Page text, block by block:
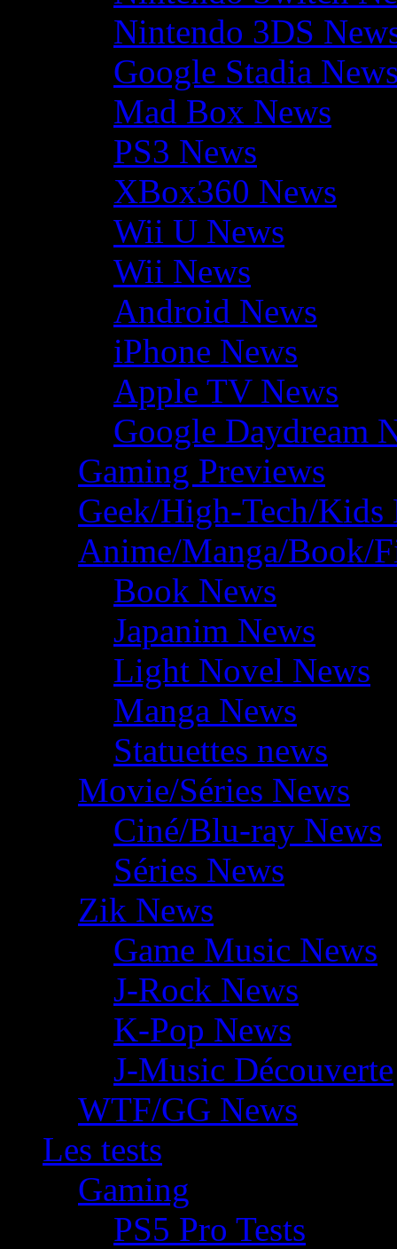
Nintendo 3DS
Google Stadia
Mad Box News
PS3 News
XBox360 News
Wii U News
Wii News
Android News
iPhone News
Apple TV News
Google Daydream
Gaming Previews
Geek/High-Tech/Kids
Anime/Manga/Book/
Book News
Japanim News
Light Novel News
Manga News
Statuettes news
Movie/Séries News
Ciné/Blu-ray News
Séries News
Zik News
Game Music News
J-Rock News
K-Pop News
J-Music Découverte
WTF/GG News
Les tests
Gaming
PS5 Pro Tests